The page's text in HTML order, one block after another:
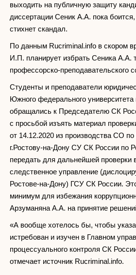
выходить на публичную защиту
диссертации Сеник А.А. пока
стихнет скандал.
По данным Rucriminal.info в скором
И.П. планирует избрать Сеника А.А.
профессорско-преподавательского
Студенты и преподаватели
Южного федерального университета
обращались к Председателю СК
с просьбой изъять материал
от 14.12.2020 из производства СО
г.Ростову-на-Дону СУ СК России по
передать для дальнейшей проверки
следственное управление
Ростове-на-Дону) ГСУ СК России.
минимум для избежания
Арзуманяна А.А. на принятие
«А вообще хотелось бы, чтобы
истребован и изучен в Главном
процессуального контроля СК
отмечает источник Rucriminal.info.